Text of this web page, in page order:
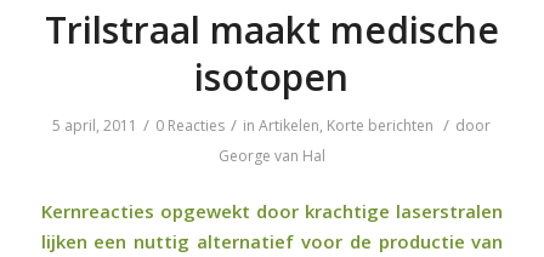
Trilstraal maakt medische
isotopen
5 april, 2011 / 0 Reacties / inArtikelen, Korte berichten / door
George van Hal
Kernreacties opgewekt door krachtige laserstralen
lijken een nuttig alternatief voor de productie van